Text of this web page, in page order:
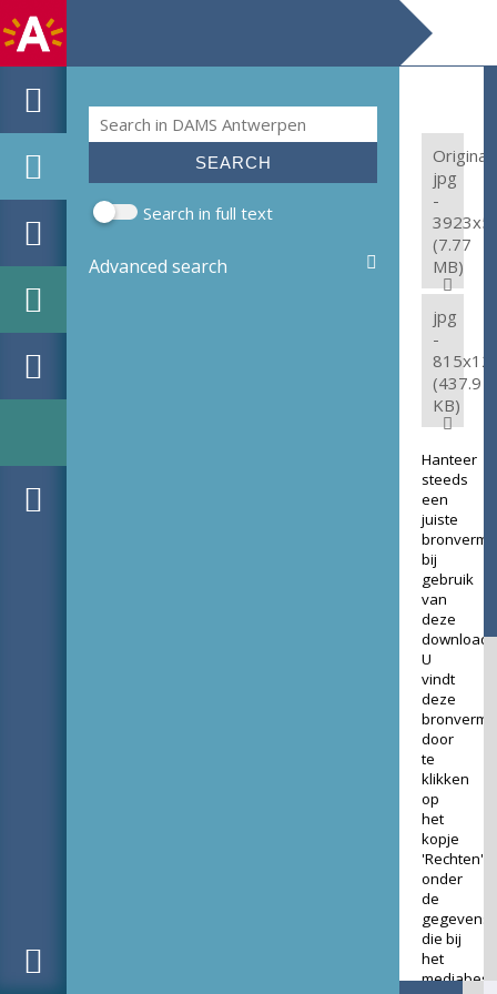
Search form
Search
Search in full text
Advanced search
Original:
jpg
-
(7.77
MB)
jpg
-
(437.9
KB)
Hanteer
steeds
een
juiste
bij
gebruik
van
deze
download.
U
vindt
deze
door
te
klikken
op
het
kopje
'Rechten'
onder
de
gegevens
die bij
het